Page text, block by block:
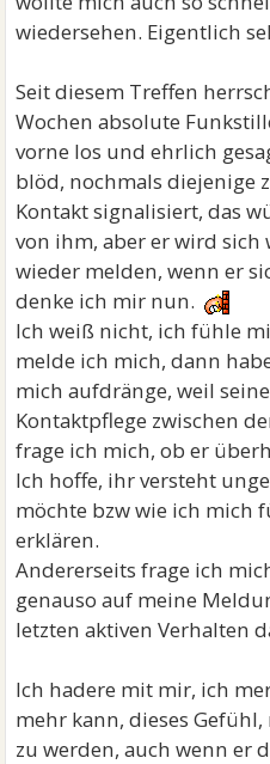
wiedersehen. Eigentlich
Seit diesem Treffen
Wochen absolute
vorne los und ehrlich
blöd, nochmals diejenige
Kontakt signalisiert, das
von ihm, aber er wird
wieder melden, wenn er
denke ich mir nun.
Ich weiß nicht, ich fühle
melde ich mich, dann
mich aufdränge, weil
Kontaktpflege zwischen
frage ich mich, ob er
Ich hoffe, ihr versteht
möchte bzw wie ich mich
erklären.
Andererseits frage ich
genauso auf meine
letzten aktiven Verhalten
Ich hadere mit mir, ich
mehr kann, dieses
zu werden, auch wenn er